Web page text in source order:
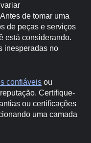
de tomar uma
de peças e serviços
está considerando.
inesperadas no
confiáveis ou
Certifique-
ou certificações
uma camada